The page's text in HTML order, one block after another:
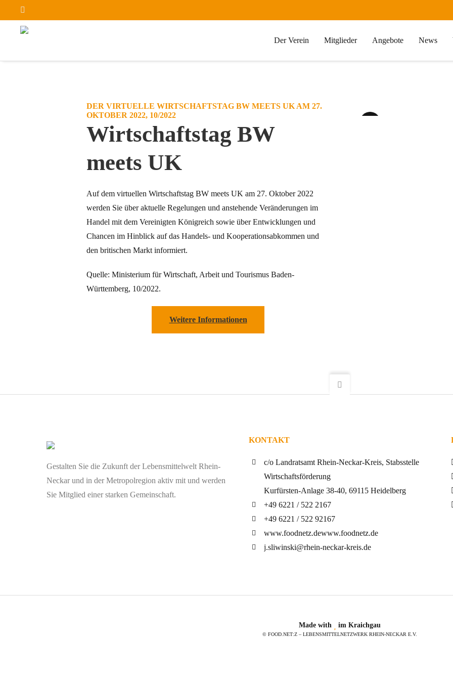
Der Verein Mitglieder Angebote News
DER VIRTUELLE WIRTSCHAFTSTAG BW MEETS UK AM 27.
OKTOBER 2022, 10/2022
Wirtschaftstag BW
meets UK
Auf dem virtuellen Wirtschaftstag BW meets UK am 27. Oktober 2022
werden Sie über aktuelle Regelungen und anstehende Veränderungen im
Handel mit dem Vereinigten Königreich sowie über Entwicklungen und
Chancen im Hinblick auf das Handels- und Kooperationsabkommen und
den britischen Markt informiert.
Quelle: Ministerium für Wirtschaft, Arbeit und Tourismus Baden-
Württemberg, 10/2022.
Weitere Informationen
Gestalten Sie die Zukunft der Lebensmittelwelt Rhein-
Neckar und in der Metropolregion aktiv mit und werden
Sie Mitglied einer starken Gemeinschaft.
KONTAKT
c/o Landratsamt Rhein-Neckar-Kreis, Stabsstelle
Wirtschaftsförderung
Kurfürsten-Anlage 38-40, 69115 Heidelberg
+49 6221 / 522 2167
+49 6221 / 522 92167
www.foodnetz.dewww.foodnetz.de
j.sliwinski@rhein-neckar-kreis.de
Made with im Kraichgau
© FOOD.NET:Z – LEBENSMITTELNETZWERK RHEIN-NECKAR E.V.